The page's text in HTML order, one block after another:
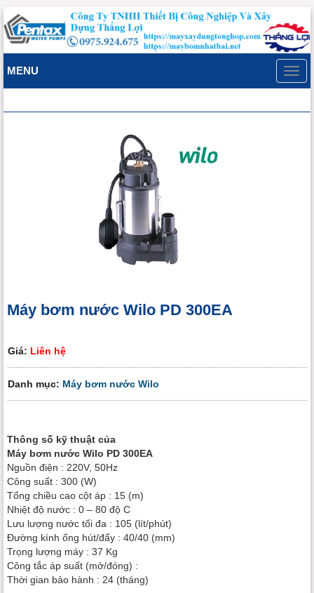
MENU
Máy bơm nước Wilo PD 300EA
Giá: Liên hệ
Danh mục: Máy bơm nước Wilo
Thông số kỹ thuật của
Máy bơm nước Wilo PD 300EA
Nguồn điện : 220V, 50Hz
Công suất : 300 (W)
Tổng chiều cao cột áp : 15 (m)
Nhiệt độ nước : 0 – 80 độ C
Lưu lượng nước tối đa : 105 (lít/phút)
Đường kính ống hút/đẩy : 40/40 (mm)
Trọng lượng máy : 37 Kg
Công tắc áp suất (mở/đóng) :
Thời gian bảo hành : 24 (tháng)